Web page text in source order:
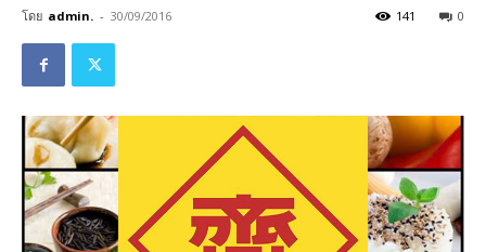
โดย admin. - 30/09/2016 0
141